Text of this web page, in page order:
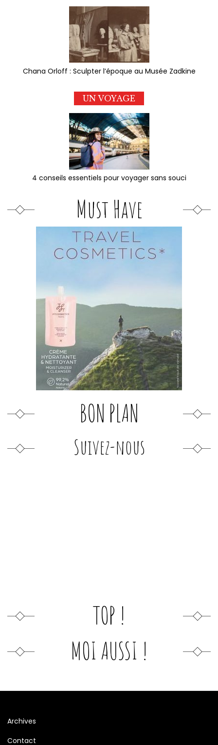
Chana Orloff : Sculpter l’époque au Musée Zadkine
UN VOYAGE
4 conseils essentiels pour voyager sans souci
Must Have
BON PLAN
Suivez-nous
TOP !
MOI AUSSI !
Archives
Contact